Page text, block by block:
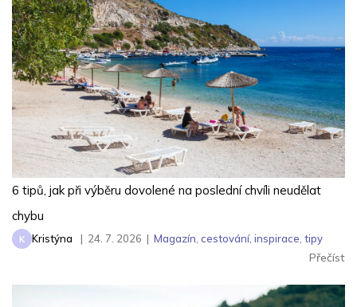
6 tipů, jak při výběru dovolené na poslední chvíli neudělat
chybu
K Kristýna | 24. 7. 2026 | Magazín cestování, inspirace tipy
Přečíst